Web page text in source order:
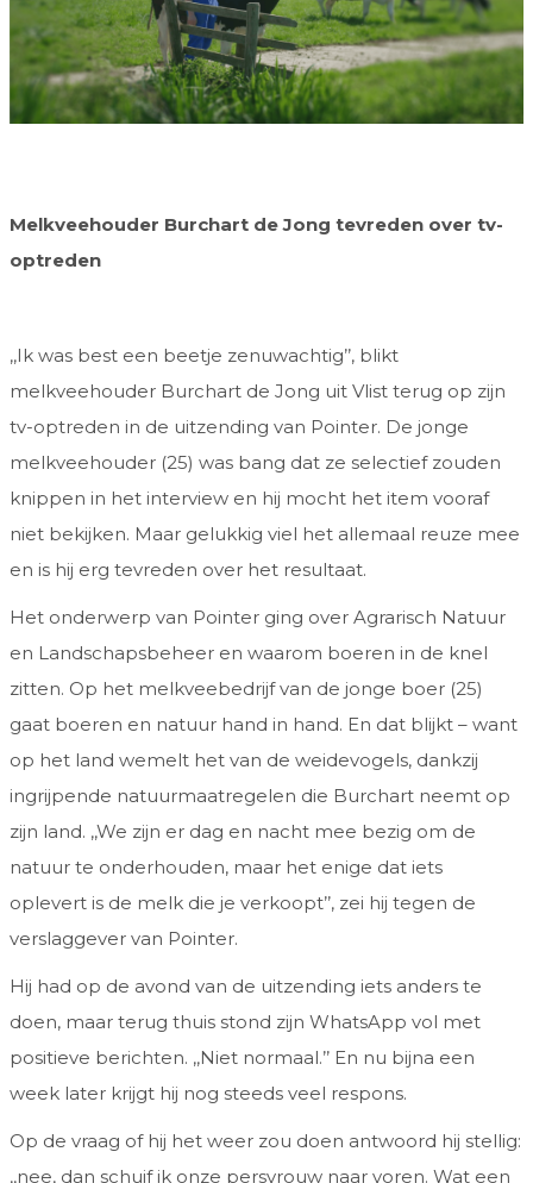
Melkveehouder Burchart de Jong tevreden over tv-
optreden
,,Ik was best een beetje zenuwachtig’’, blikt
melkveehouder Burchart de Jong uit Vlist terug op zijn
tv-optreden in de uitzending van Pointer. De jonge
melkveehouder (25) was bang dat ze selectief zouden
knippen in het interview en hij mocht het item vooraf
niet bekijken. Maar gelukkig viel het allemaal reuze mee
en is hij erg tevreden over het resultaat.
Het onderwerp van Pointer ging over Agrarisch Natuur
en Landschapsbeheer en waarom boeren in de knel
zitten. Op het melkveebedrijf van de jonge boer (25)
gaat boeren en natuur hand in hand. En dat blijkt – want
op het land wemelt het van de weidevogels, dankzij
ingrijpende natuurmaatregelen die Burchart neemt op
zijn land. ,,We zijn er dag en nacht mee bezig om de
natuur te onderhouden, maar het enige dat iets
oplevert is de melk die je verkoopt’’, zei hij tegen de
verslaggever van Pointer.
Hij had op de avond van de uitzending iets anders te
doen, maar terug thuis stond zijn WhatsApp vol met
positieve berichten. ,,Niet normaal.’’ En nu bijna een
week later krijgt hij nog steeds veel respons.
Op de vraag of hij het weer zou doen antwoord hij stellig:
,,nee, dan schuif ik onze persvrouw naar voren. Wat een